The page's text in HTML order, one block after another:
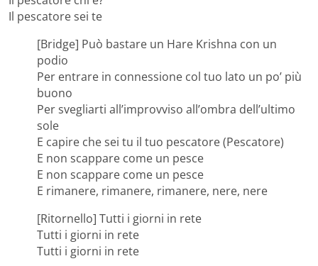
Il pescatore sei te
[Bridge] Può bastare un Hare Krishna con un
podio
Per entrare in connessione col tuo lato un po’ più
buono
Per svegliarti all’improvviso all’ombra dell’ultimo
sole
E capire che sei tu il tuo pescatore (Pescatore)
E non scappare come un pesce
E non scappare come un pesce
E rimanere, rimanere, rimanere, nere, nere
[Ritornello] Tutti i giorni in rete
Tutti i giorni in rete
Tutti i giorni in rete